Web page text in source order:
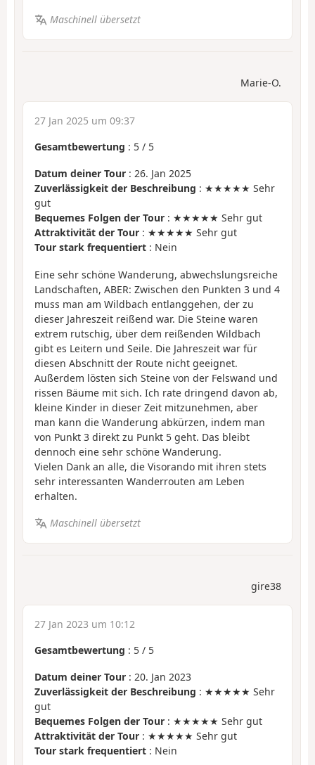
Maschinell übersetzt
Marie-O.
27 Jan 2025 um 09:37
Gesamtbewertung : 5 / 5
Datum deiner Tour : 26. Jan 2025
Zuverlässigkeit der Beschreibung : ★★★★★ Sehr
gut
Bequemes Folgen der Tour : ★★★★★ Sehr gut
Attraktivität der Tour : ★★★★★ Sehr gut
Tour stark frequentiert : Nein
Eine sehr schöne Wanderung, abwechslungsreiche
Landschaften, ABER: Zwischen den Punkten 3 und 4
muss man am Wildbach entlanggehen, der zu
dieser Jahreszeit reißend war. Die Steine waren
extrem rutschig, über dem reißenden Wildbach
gibt es Leitern und Seile. Die Jahreszeit war für
diesen Abschnitt der Route nicht geeignet.
Außerdem lösten sich Steine von der Felswand und
rissen Bäume mit sich. Ich rate dringend davon ab,
kleine Kinder in dieser Zeit mitzunehmen, aber
man kann die Wanderung abkürzen, indem man
von Punkt 3 direkt zu Punkt 5 geht. Das bleibt
dennoch eine sehr schöne Wanderung.
Vielen Dank an alle, die Visorando mit ihren stets
sehr interessanten Wanderrouten am Leben
erhalten.
Maschinell übersetzt
gire38
27 Jan 2023 um 10:12
Gesamtbewertung : 5 / 5
Datum deiner Tour : 20. Jan 2023
Zuverlässigkeit der Beschreibung : ★★★★★ Sehr
gut
Bequemes Folgen der Tour : ★★★★★ Sehr gut
Attraktivität der Tour : ★★★★★ Sehr gut
Tour stark frequentiert : Nein